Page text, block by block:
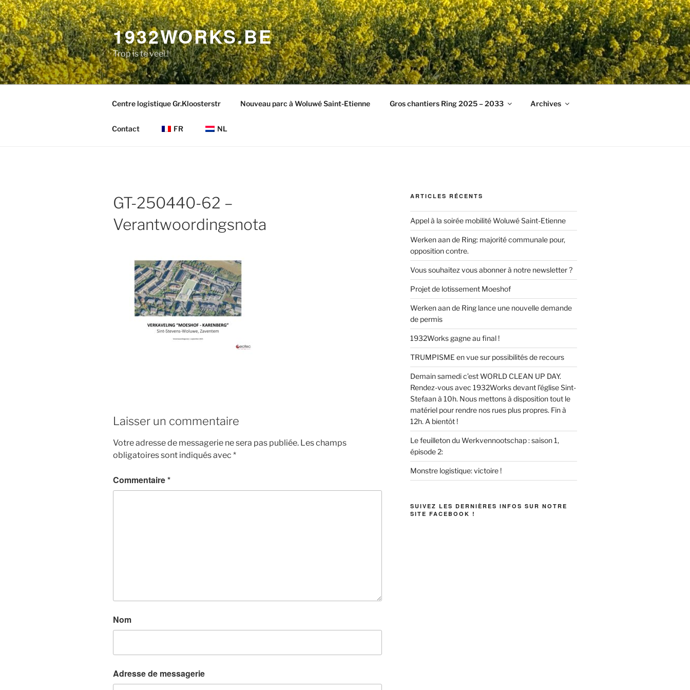
Aller
au
contenu
principal
1932WORKS.BE
Trop is te veel !
Centre logistique Gr.Kloosterstr Nouveau parc à Woluwé Saint-Etienne Gros chantiers Ring 2025 – 2033 Archives
Contact FR NL
GT-250440-62 –
Verantwoordingsnota
Laisser un commentaire
Votre adresse de messagerie ne sera pas publiée. Les champs
obligatoires sont indiqués avec *
Commentaire*
Nom
Adresse de messagerie
ARTICLES RÉCENTS
Appel à la soirée mobilité Woluwé Saint-Etienne
Werken aan de Ring: majorité communale pour,
opposition contre.
Vous souhaitez vous abonner à notre newsletter ?
Projet de lotissement Moeshof
Werken aan de Ring lance une nouvelle demande
de permis
1932Works gagne au final !
TRUMPISME en vue sur possibilités de recours
Demain samedi c’est WORLD CLEAN UP DAY.
Rendez-vous avec 1932Works devant l’église Sint-
Stefaan à 10h. Nous mettons à disposition tout le
matériel pour rendre nos rues plus propres. Fin à
12h. A bientôt !
Le feuilleton du Werkvennootschap : saison 1,
épisode 2:
Monstre logistique: victoire !
SUIVEZ LES DERNIÈRES INFOS SUR NOTRE
SITE FACEBOOK !